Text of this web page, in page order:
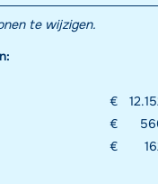
te wijzigen.
€
€
€